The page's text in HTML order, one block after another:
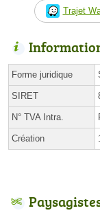
Trajet
Forme juridique
SIRET
N° TVA Intra.
Création